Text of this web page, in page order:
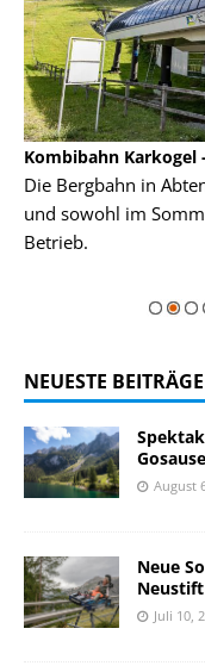
Kombibahn Karkogel
Die Bergbahn in
und sowohl im
Betrieb.
NEUESTE BEITRÄGE
August
Neue
Juli 10,